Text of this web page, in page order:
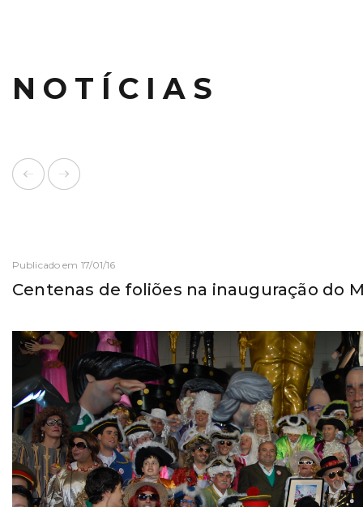
NOTÍCIAS
Publicado em 17/01/16
Centenas de foliões na inauguração do